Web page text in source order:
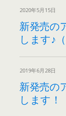
2020年5月15日
新発売の
します♪（
2019年6月28日
新発売の
します！